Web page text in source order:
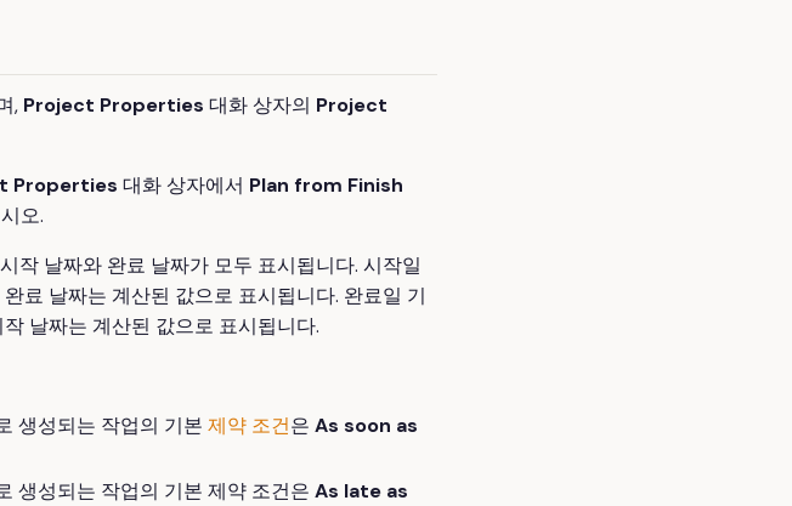
, Project Properties 대화 상자의 Project
Properties 대화 상자에서 Plan from Finish
오.
작 날짜와 완료 날짜가 모두 표시됩니다. 시작일
료 날짜는 계산된 값으로 표시됩니다. 완료일 기
날짜는 계산된 값으로 표시됩니다.
생성되는 작업의 기본 제약 조건은 As soon as
생성되는 작업의 기본 제약 조건은 As late as